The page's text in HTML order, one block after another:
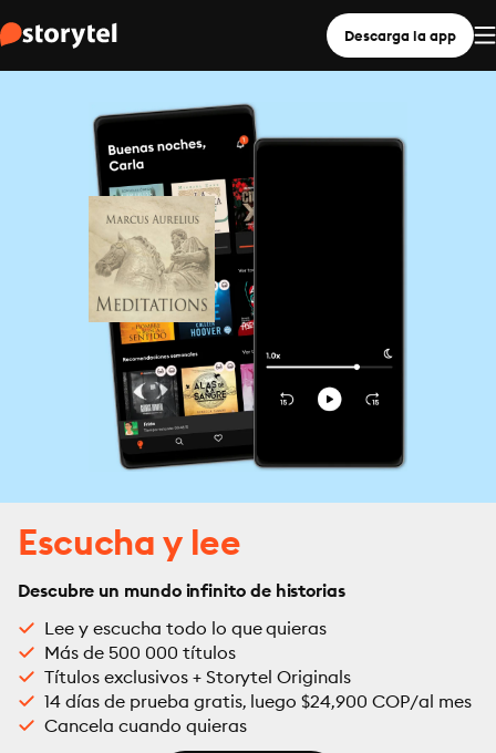
Descarga la app
Escucha y lee
Descubre un mundo infinito de historias
Lee y escucha todo lo que quieras
Más de 500 000 títulos
Títulos exclusivos + Storytel Originals
14 días de prueba gratis, luego $24,900 COP/al mes
Cancela cuando quieras